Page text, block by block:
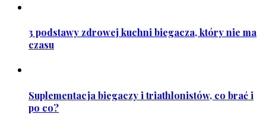
3 podstawy zdrowej kuchni biegacza, który nie ma
czasu
Suplementacja biegaczy i triathlonistów, co brać i
po co?